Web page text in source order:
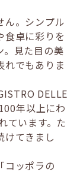
ん。シンプル
食卓に彩りを
。見た目の美
れでもありま
DELLE
年以上にわ
ています。た
けてきまし
コッポラの